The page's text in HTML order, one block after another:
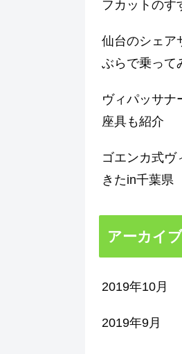
フカットのす
仙台のシェア
ぶらで乗って
ヴィパッサナ
座具も紹介
ゴエンカ式ヴ
きたin千葉県
アーカイブ
2019年10月
2019年9月